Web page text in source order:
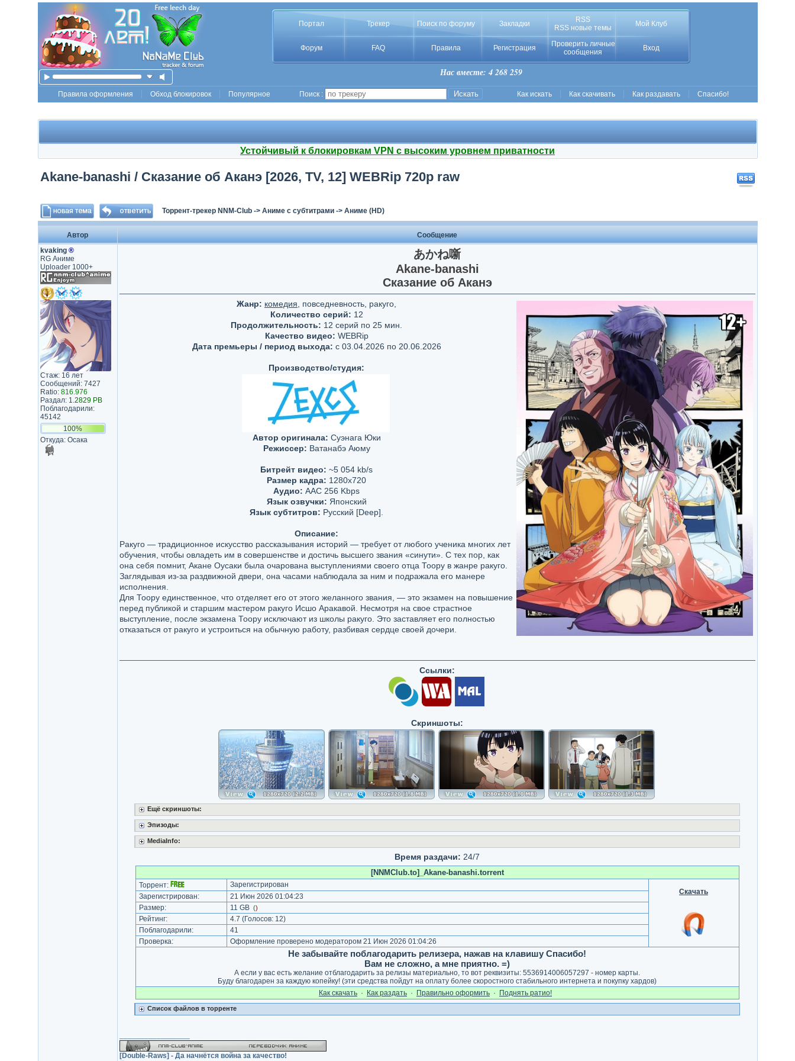
Портал Трекер Поиск по форуму Закладки
RSS
RSS новые темы
Мой Клуб
Форум FAQ Правила Регистрация
Проверить личные
сообщения
Вход
Нас вместе: 4 268 259
Правила оформления Обход блокировок Популярное Поиск : Как искать Как скачивать Как раздавать Спасибо!
Устойчивый к блокировкам VPN с высоким уровнем приватности
Akane-banashi / Сказание об Аканэ [2026, TV, 12] WEBRip 720p raw
Торрент-трекер NNM-Club-> Аниме с субтитрами-> Аниме (HD)
Автор
Сообщение
kvaking ®
RG Аниме
Uploader 1000+
Стаж: 16 лет
Сообщений: 7427
Ratio: 816.976
Раздал: 1.2829 PB
Поблагодарили:
45142
100%
Откуда: Осака
あかね噺
Akane-banashi
Сказание об Аканэ
Жанр: комедия , повседневность, ракуго,
Количество серий: 12
Продолжительность: 12 серий по 25 мин.
Качество видео: WEBRip
Дата премьеры / период выхода: c 03.04.2026 по 20.06.2026
Производство/студия:
Автор оригинала: Суэнага Юки
Режиссер: Ватанабэ Аюму
Битрейт видео: ~5 054 kb/s
Размер кадра: 1280х720
Аудио: AAC 256 Kbps
Язык озвучки: Японский
Язык субтитров: Русский [Deep].
Описание:
Ракуго — традиционное искусство рассказывания историй — требует от любого ученика многих лет
обучения, чтобы овладеть им в совершенстве и достичь высшего звания «синути». С тех пор, как
она себя помнит, Акане Оусаки была очарована выступлениями своего отца Тоору в жанре ракуго.
Заглядывая из-за раздвижной двери, она часами наблюдала за ним и подражала его манере
исполнения.
Для Тоору единственное, что отделяет его от этого желанного звания, — это экзамен на повышение
перед публикой и старшим мастером ракуго Исшо Аракавой. Несмотря на свое страстное
выступление, после экзамена Тоору исключают из школы ракуго. Это заставляет его полностью
отказаться от ракуго и устроиться на обычную работу, разбивая сердце своей дочери.
Ссылки:
Скриншоты:
Ещё скриншоты:
Эпизоды:
MediaInfo:
Время раздачи: 24/7
[NNMClub.to]_Akane-banashi.torrent
Торрент:
Зарегистрирован
Скачать
Зарегистрирован:
21 Июн 2026 01:04:23
Размер:
11 GB ()
Рейтинг: 4.7 (Голосов: 12)
Поблагодарили:
41
Проверка:
Оформление проверено модератором 21 Июн 2026 01:04:26
Не забывайте поблагодарить релизера, нажав на клавишу Спасибо!
Вам не сложно, а мне приятно. =)
А если у вас есть желание отблагодарить за релизы материально, то вот реквизиты: 5536914006057297 - номер карты.
Буду благодарен за каждую копейку! (эти средства пойдут на оплату более скоростного стабильного интернета и покупку хардов)
Как cкачать · Как раздать · Правильно оформить · Поднять ратио!
Список файлов в торренте
[Double-Raws] - Да начнётся война за качество!